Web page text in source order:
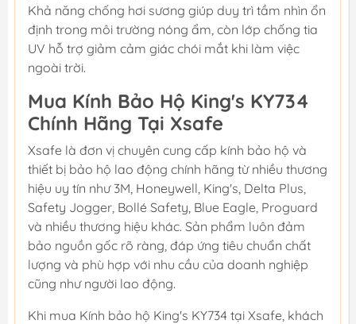
Khả năng chống hơi sương giúp duy trì tầm nhìn ổn
định trong môi trường nóng ẩm, còn lớp chống tia
UV hỗ trợ giảm cảm giác chói mắt khi làm việc
ngoài trời.
Mua Kính Bảo Hộ King's KY734
Chính Hãng Tại Xsafe
Xsafe là đơn vị chuyên cung cấp kính bảo hộ và
thiết bị bảo hộ lao động chính hãng từ nhiều thương
hiệu uy tín như 3M, Honeywell, King's, Delta Plus,
Safety Jogger, Bollé Safety, Blue Eagle, Proguard
và nhiều thương hiệu khác. Sản phẩm luôn đảm
bảo nguồn gốc rõ ràng, đáp ứng tiêu chuẩn chất
lượng và phù hợp với nhu cầu của doanh nghiệp
cũng như người lao động.
Khi mua Kính bảo hộ King's KY734 tại Xsafe, khách